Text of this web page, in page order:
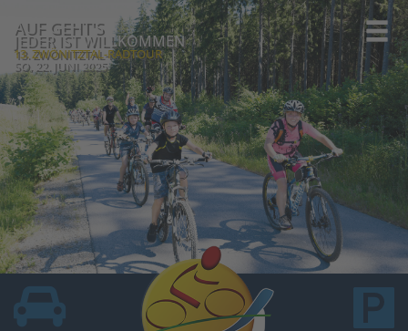
AUF GEHT'S
JEDER IST WILLKOMMEN
13. ZWÖNITZTAL-RADTOUR
SO, 22. JUNI 2025